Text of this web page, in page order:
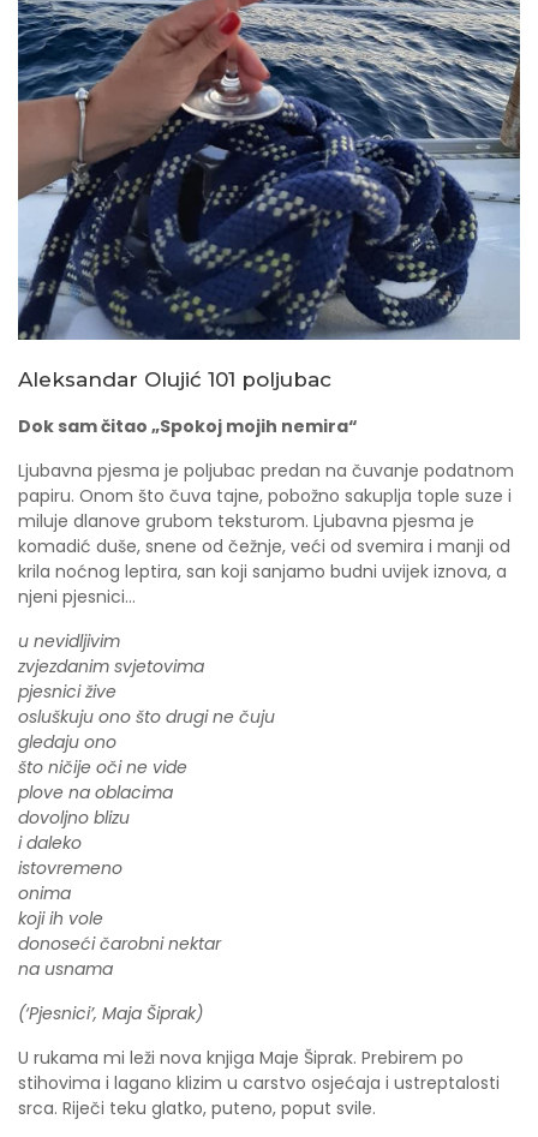
Aleksandar Olujić 101 poljubac
Dok sam čitao „Spokoj mojih nemira“
Ljubavna pjesma je poljubac predan na čuvanje podatnom
papiru. Onom što čuva tajne, pobožno sakuplja tople suze i
miluje dlanove grubom teksturom. Ljubavna pjesma je
komadić duše, snene od čežnje, veći od svemira i manji od
krila noćnog leptira, san koji sanjamo budni uvijek iznova, a
njeni pjesnici…
u nevidljivim
zvjezdanim svjetovima
pjesnici žive
osluškuju ono što drugi ne čuju
gledaju ono
što ničije oči ne vide
plove na oblacima
dovoljno blizu
i daleko
istovremeno
onima
koji ih vole
donoseći čarobni nektar
na usnama
(‘Pjesnici’, Maja Šiprak)
U rukama mi leži nova knjiga Maje Šiprak. Prebirem po
stihovima i lagano klizim u carstvo osjećaja i ustreptalosti
srca. Riječi teku glatko, puteno, poput svile.